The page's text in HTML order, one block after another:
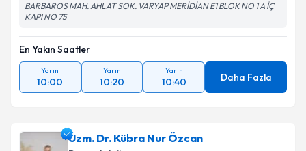
BARBAROS MAH. AHLAT SOK. VARYAP MERİDİAN E1 BLOK NO 1 A İÇ
KAPI NO 75
En Yakın Saatler
Yarın
10:00
Yarın
10:20
Yarın
10:40 Daha Fazla
Uzm. Dr. Kübra Nur Özcan